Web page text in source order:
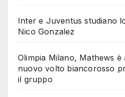
Inter e Juventus studiano
Nico Gonzalez
Olimpia Milano, Mathews è
nuovo volto biancorosso
il gruppo